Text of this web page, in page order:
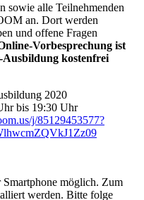
sowie alle Teilnehmenden
an. Dort werden
und offene Fragen
Vorbesprechung ist
kostenfrei
2020
bis 19:30 Uhr
j/85129453577?
möglich. Zum
werden. Bitte folge